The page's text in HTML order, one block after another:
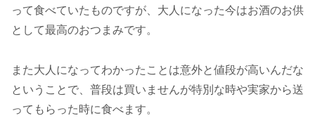
って食べていたものですが、大人になった今はお酒のお供
として最高のおつまみです。
また大人になってわかったことは意外と値段が高いんだな
ということで、普段は買いませんが特別な時や実家から送
ってもらった時に食べます。